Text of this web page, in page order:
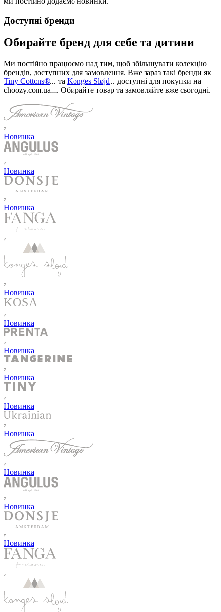
Доступні бренди
Обирайте бренд для себе та дитини
Ми постійно працюємо над тим, щоб збільшувати колекцію
брендів, доступних для замовлення. Вже зараз такі бренди як
Tiny Cottons®
та Konges Sløjd
доступні для покупки на
choozy.com.ua
. Обирайте товар та замовляйте вже сьогодні.
Новинка
Новинка
Новинка
Новинка
Новинка
Новинка
Новинка
Новинка
Новинка
Новинка
Новинка
Новинка